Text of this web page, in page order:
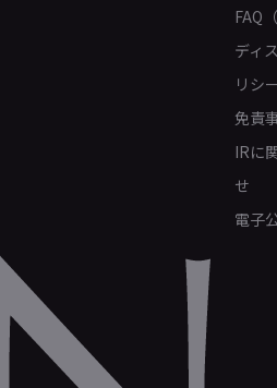
FAQ
ディ
リシー
免責
IRに
せ
電子